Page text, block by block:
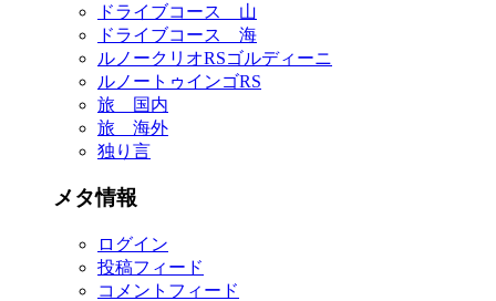
ドライブコース 山
ドライブコース 海
ルノークリオRSゴルディーニ
ルノートゥインゴRS
旅 国内
旅 海外
独り言
メタ情報
ログイン
投稿フィード
コメントフィード